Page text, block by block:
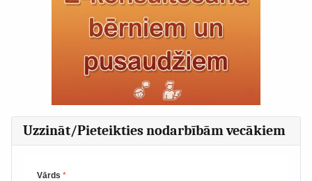
Uzzināt/Pieteikties nodarbībām vecākiem
Vārds *